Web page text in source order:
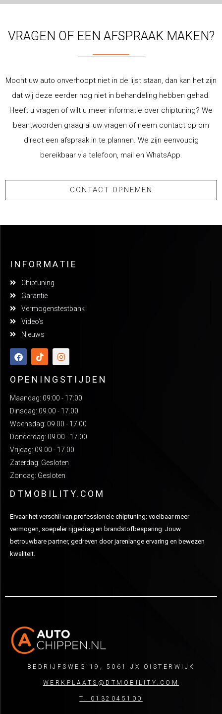
VRAGEN OF EEN AFSPRAAK MAKEN?
Mocht uw auto onverhoopt niet in de lijst staan, dan kan het zijn
dat wij deze eerder nog niet in behandeling hebben gehad.
Heeft u vragen of wilt u meer informatie over chiptuning? We
beantwoorden graag al uw vragen of neem contact op om
direct een afspraak in te plannen. We zijn eenvoudig
bereikbaar via telefoon, mail en WhatsApp.
CONTACT OPNEMEN
INFORMATIE
Chiptuning
Garantie
Vermogenstestbank
Video's
Nieuws
OPENINGSTIJDEN
Maandag: 09:00 - 17:00
Dinsdag: 09.00 - 17.00
Woensdag: 09.00 - 17.00
Donderdag: 09.00 - 17.00
Vrijdag: 09.00 - 17.00
Zaterdag: Gesloten
Zondag: Gesloten
DTMOBILITY.COM
Ervaar het verschil van professionele chiptuning: voelbaar meer
vermogen, soepeler rijgedrag en brandstofbesparing. Jouw
betrouwbare partner, gedreven door jarenlange ervaring en bewezen
kwaliteit.
BEDRIJFSWEG 19, 5061 JX OISTERWIJK
WERKPLAATS@DTMOBILITY.COM
T. 0132045100